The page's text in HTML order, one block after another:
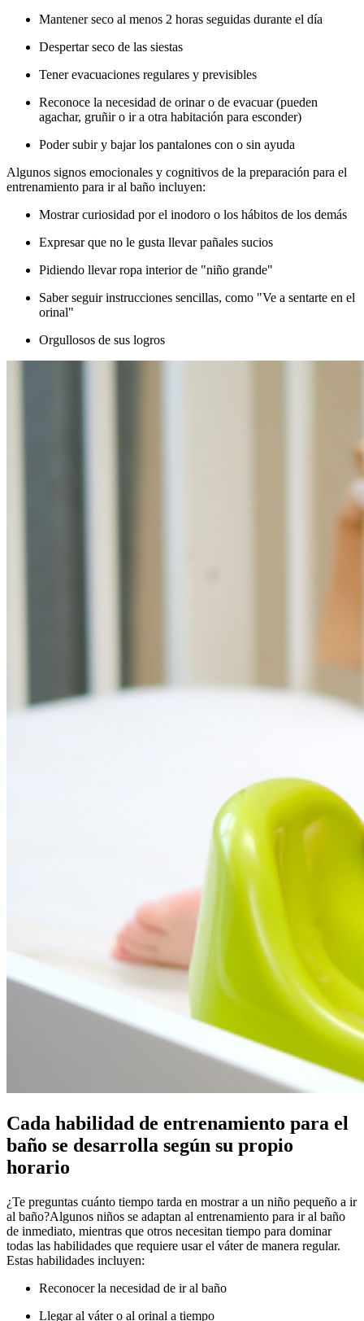
Mantener seco al menos 2 horas seguidas durante el día
Despertar seco de las siestas
Tener evacuaciones regulares y previsibles
Reconoce la necesidad de orinar o de evacuar (pueden
agachar, gruñir o ir a otra habitación para esconder)
Poder subir y bajar los pantalones con o sin ayuda
Algunos signos emocionales y cognitivos de la preparación para el
entrenamiento para ir al baño incluyen:
Mostrar curiosidad por el inodoro o los hábitos de los demás
Expresar que no le gusta llevar pañales sucios
Pidiendo llevar ropa interior de "niño grande"
Saber seguir instrucciones sencillas, como "Ve a sentarte en el
orinal"
Orgullosos de sus logros
Cada habilidad de entrenamiento para el
baño se desarrolla según su propio
horario
¿Te preguntas cuánto tiempo tarda en mostrar a un niño pequeño a ir
al baño?Algunos niños se adaptan al entrenamiento para ir al baño
de inmediato, mientras que otros necesitan tiempo para dominar
todas las habilidades que requiere usar el váter de manera regular.
Estas habilidades incluyen:
Reconocer la necesidad de ir al baño
Llegar al váter o al orinal a tiempo